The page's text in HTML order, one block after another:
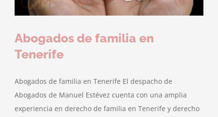
Abogados de familia en
Tenerife
Abogados de familia en Tenerife El despacho de
Abogados de Manuel Estévez cuenta con una amplia
experiencia en derecho de familia en Tenerife y derecho